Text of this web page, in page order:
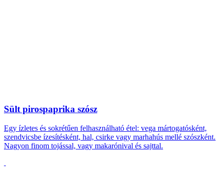
Sült pirospaprika szósz
Egy ízletes és sokrétűen felhasználható étel: vega mártogatósként,
szendvicsbe ízesítésként, hal, csirke vagy marhahús mellé szószként.
Nagyon finom tojással, vagy makarónival és sajttal.